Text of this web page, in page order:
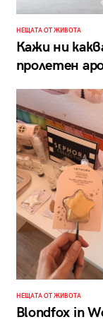
НЕЩАТА ОТ ЖИВОТА
Кажи ни
пролетен
НЕЩАТА ОТ ЖИВОТА
Blondfox in